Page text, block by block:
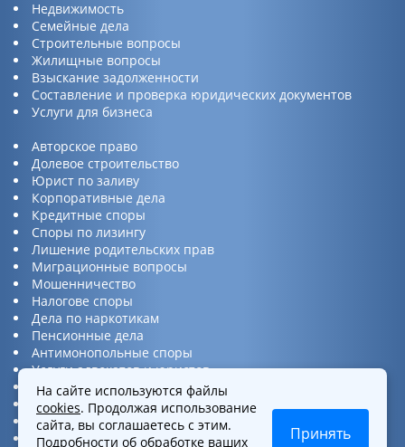
Недвижимость
Семейные дела
Строительные вопросы
Жилищные вопросы
Взыскание задолженности
Составление и проверка юридических документов
Услуги для бизнеса
Авторское право
Долевое строительство
Юрист по заливу
Корпоративные дела
Кредитные споры
Споры по лизингу
Лишение родительских прав
Миграционные вопросы
Мошенничество
Налогове споры
Дела по наркотикам
Пенсионные дела
Антимонопольные споры
Услуги адвокатов и юристов
Юридическая консультация
Споры по ДТП
Защита прав потребителей
Услуги по бизнес вопросам
На сайте используются файлы
cookies. Продолжая использование
сайта, вы соглашаетесь с этим.
Подробности об обработке ваших
Принять